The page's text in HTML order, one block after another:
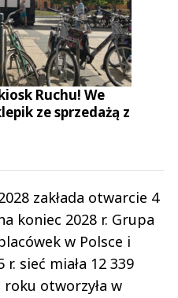
Ruchu! We
ze sprzedażą z
zakłada otwarcie 4
koniec 2028 r. Grupa
w Polsce i
sieć miała 12 339
otworzyła w